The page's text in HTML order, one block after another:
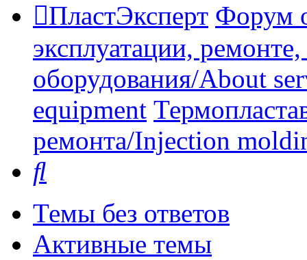
ПластЭксперт Форум
эксплуатации,
оборудования/About
equipment
ремонта/Injection
Темы без ответов
Активные темы